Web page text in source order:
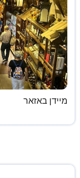
מיידן באזאר